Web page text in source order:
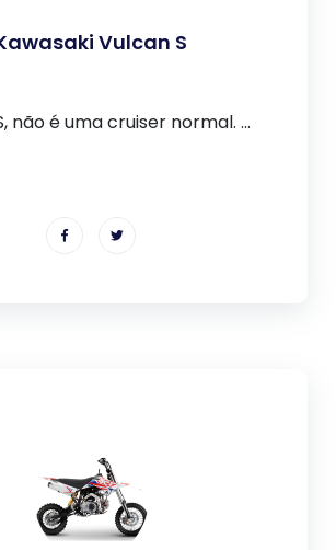
Vulcan S
não é uma cruiser normal. ...